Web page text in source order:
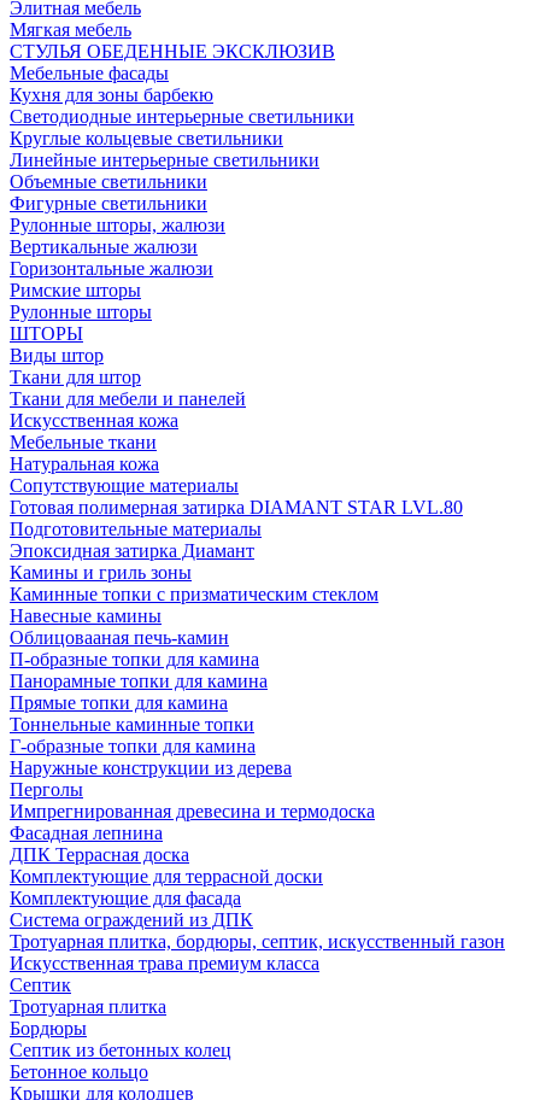
Элитная мебель
Мягкая мебель
СТУЛЬЯ ОБЕДЕННЫЕ ЭКСКЛЮЗИВ
Мебельные фасады
Кухня для зоны барбекю
Светодиодные интерьерные светильники
Круглые кольцевые светильники
Линейные интерьерные светильники
Объемные светильники
Фигурные светильники
Рулонные шторы, жалюзи
Вертикальные жалюзи
Горизонтальные жалюзи
Римские шторы
Рулонные шторы
ШТОРЫ
Виды штор
Ткани для штор
Ткани для мебели и панелей
Искусственная кожа
Мебельные ткани
Натуральная кожа
Сопутствующие материалы
Готовая полимерная затирка DIAMANT STAR LVL.80
Подготовительные материалы
Эпоксидная затирка Диамант
Камины и гриль зоны
Каминные топки с призматическим стеклом
Навесные камины
Облицовааная печь-камин
П-образные топки для камина
Панорамные топки для камина
Прямые топки для камина
Тоннельные каминные топки
Г-образные топки для камина
Наружные конструкции из дерева
Перголы
Импрегнированная древесина и термодоска
Фасадная лепнина
ДПК Террасная доска
Комплектующие для террасной доски
Комплектующие для фасада
Система ограждений из ДПК
Тротуарная плитка, бордюры, септик, искусственный газон
Искусственная трава премиум класса
Септик
Тротуарная плитка
Бордюры
Септик из бетонных колец
Бетонное кольцо
Крышки для колодцев